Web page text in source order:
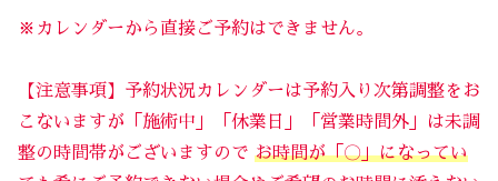
※カレンダーから直接ご予約はできません。
【注意事項】予約状況カレンダーは予約入り次第調整をお
こないますが「施術中」「休業日」「営業時間外」は未調
整の時間帯がございますので お時間が「〇」になってい